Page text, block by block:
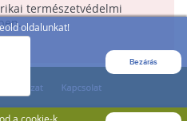
oldalunkat!
Bezárás
természetvédelmi